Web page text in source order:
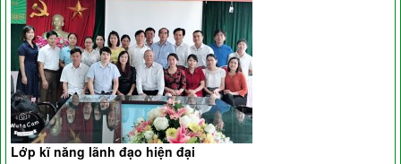
Lớp kĩ năng lãnh đạo hiện đại